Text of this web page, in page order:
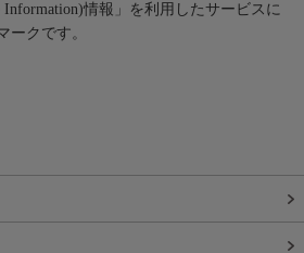
情報」を利用したサービスに
ークです。